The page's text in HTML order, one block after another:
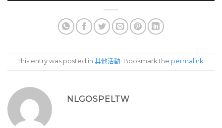
This entry was posted in 其他活動. Bookmark the permalink.
NLGOSPELTW